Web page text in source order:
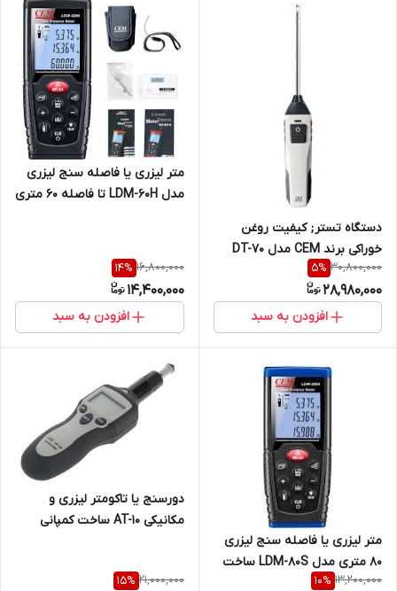
دستگاه تستر; کیفیت روغن
خوراکی برند CEM مدل DT-70
30,800,000
5%
28,980,000
افزودن به سبد
متر لیزری یا فاصله سنج لیزری
مدل LDM-60H تا فاصله 60 متری
16,800,000
14%
14,400,000
افزودن به سبد
متر لیزری یا فاصله سنج لیزری
80 متری مدل LDM-80S ساخت
کمپانی CEM
13,200,000
10%
دورسنج یا تاکومتر لیزری و
مکانیکی AT-10 ساخت کمپانی
21,000,000
15%